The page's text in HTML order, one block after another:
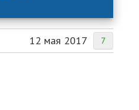
7
12 мая 2017